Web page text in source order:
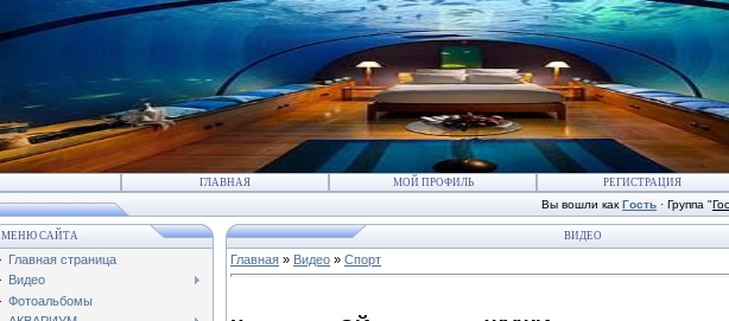
ГЛАВНАЯ МОЙ ПРОФИЛЬ РЕГИСТРАЦИЯ
Вы вошли как Гость · Группа "
МЕНЮ САЙТА
Главная страница
Видео
Фотоальбомы
ВИДЕО
Главная » Видео » Спорт